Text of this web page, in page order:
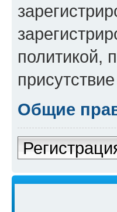
политикой,
Общие